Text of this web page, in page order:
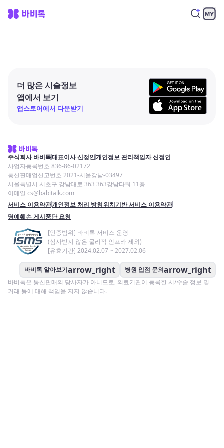
더 많은 시술정보
앱에서 보기
앱스토어에서 다운받기
주식회사 바비톡대표이사 신정인개인정보 관리책임자 신정인
사업자등록번호 836-86-02172
통신판매업신고번호 2021-서울강남-03497
서울특별시 서초구 강남대로 363 363강남타워 11층
이메일 cs@babitalk.com
서비스 이용약관개인정보 처리 방침위치기반 서비스 이용약관
명예훼손 게시중단 요청
[인증범위] 바비톡 서비스 운영
(심사받지 않은 물리적 인프라 제외)
[유효기간] 2024.02.07 ~ 2027.02.06
바비톡 알아보기arrow_right 병원 입점 문의arrow_right
바비톡은 통신판매의 당사자가 아니므로, 의료기관이 등록한 시/수술 정보 및
거래 등에 대해 책임을 지지 않습니다.